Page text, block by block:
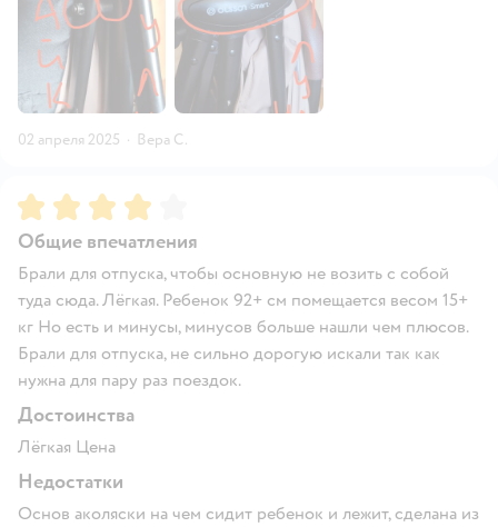
02 апреля 2025 · Вера С.
Рейтинг:4
Общие впечатления
Брали для отпуска, чтобы основную не возить с собой
туда сюда. Лёгкая. Ребенок 92+ см помещается весом 15+
кг Но есть и минусы, минусов больше нашли чем плюсов.
Брали для отпуска, не сильно дорогую искали так как
нужна для пару раз поездок.
Достоинства
Лёгкая Цена
Недостатки
Основ аколяски на чем сидит ребенок и лежит, сделана из